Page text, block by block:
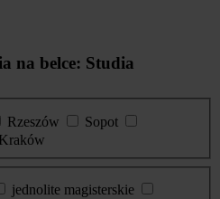
na belce: Studia
Rzeszów
Sopot
Kraków
jednolite magisterskie